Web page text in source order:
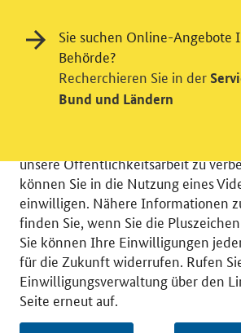
© 2026 Bundesministerium für
RSS
Benutzerhinweise
Impressum
Barrierefreiheit
Einwilligungsverwaltung
Einwilligung in Tracking
Videodienst
Wir bitten Sie an dieser Stelle um
verschiedene Zusatzdienste unserer
unsere Öffentlichkeitsarbeit zu
können Sie in die Nutzung eines
einwilligen. Nähere Informationen
finden Sie, wenn Sie die
Sie können Ihre Einwilligungen
für die Zukunft widerrufen. Rufen
Einwilligungsverwaltung über den
Seite erneut auf.
Sie suchen Online-Angebote
Behörde?
Recherchieren Sie in der
Bund und Ländern